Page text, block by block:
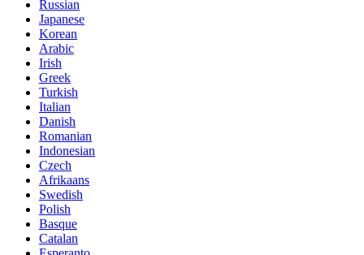
Russian
Japanese
Korean
Arabic
Irish
Greek
Turkish
Italian
Danish
Romanian
Indonesian
Czech
Afrikaans
Swedish
Polish
Basque
Catalan